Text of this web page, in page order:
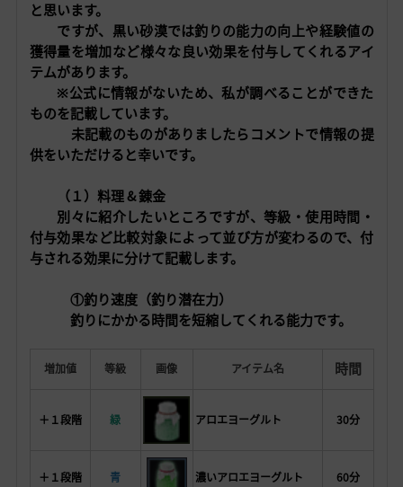
と思います。
ですが、黒い砂漠では釣りの能力の向上や経験値の
獲得量を増加など様々な良い効果を付与してくれるアイ
テムがあります。
※公式に情報がないため、私が調べることができた
ものを記載しています。
未記載のものがありましたらコメントで情報の提
供をいただけると幸いです。
（１）料理 & 錬金
別々に紹介したいところですが、等級・使用時間・
付与効果など比較対象によって並び方が変わるので、付
与される効果に分けて記載します。
①釣り速度（釣り潜在力）
釣りにかかる時間を短縮してくれる能力です。
増加値 等級 画像 アイテム名 時間
＋１段階 緑 アロエヨーグルト 30分
＋１段階 青 濃いアロエヨーグルト 60分